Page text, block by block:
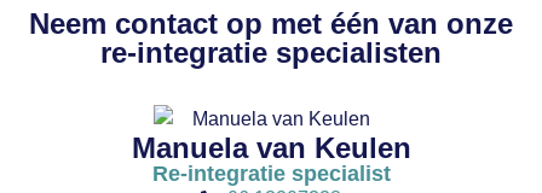
Neem contact op met één van onze
re-integratie specialisten
Manuela van Keulen
Re-integratie specialist